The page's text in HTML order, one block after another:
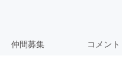
仲間募集 コメント